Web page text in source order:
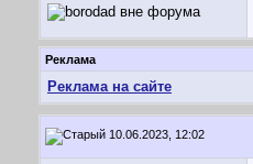
Реклама
Реклама на сайте
10.06.2023, 12:02